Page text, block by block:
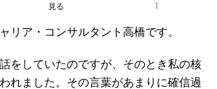
見る 1
リア・コンサルタント高橋です。
をしていたのですが、そのとき私の核
れました。その言葉があまりに確信過